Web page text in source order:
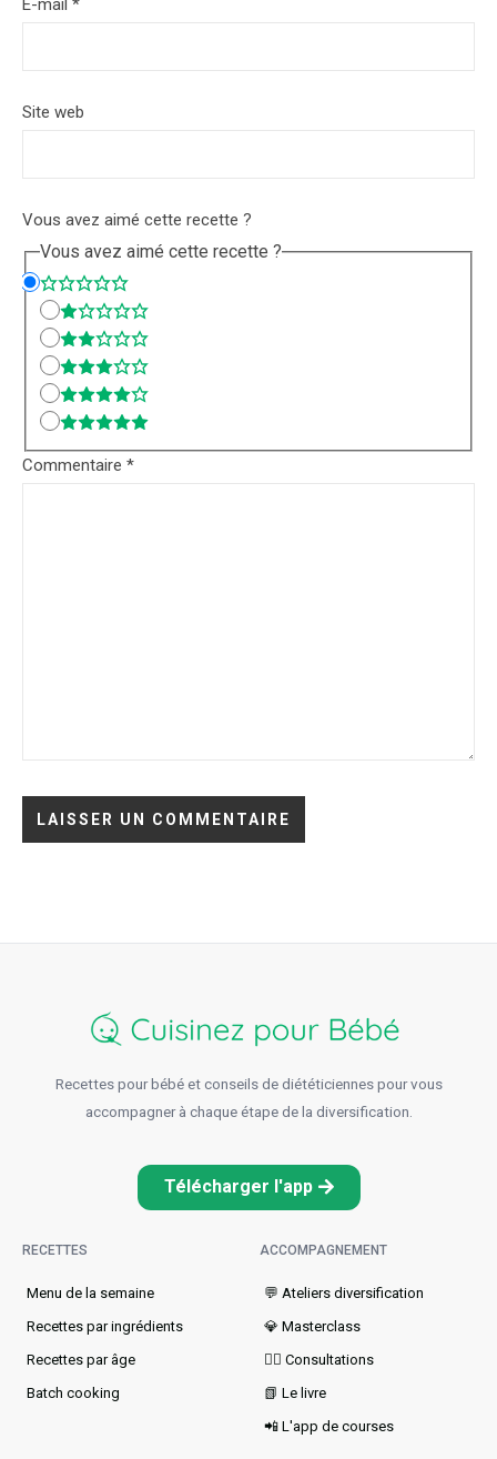
E-mail *
Site web
Vous avez aimé cette recette ?
Vous avez aimé cette recette ?
Commentaire *
Recettes pour bébé et conseils de diététiciennes pour vous
accompagner à chaque étape de la diversification.
Télécharger l'app
RECETTES
Menu de la semaine​
Recettes par ingrédients
Recettes par âge
Batch cooking
ACCOMPAGNEMENT
💬 Ateliers diversification
💎 Masterclass
👩‍⚕️ Consultations
📗 Le livre
📲 L'app de courses